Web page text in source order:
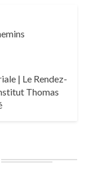
| Le Rendez-
Thomas